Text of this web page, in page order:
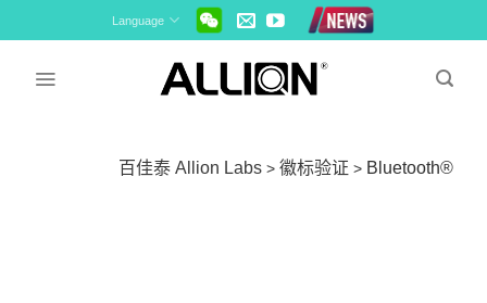
to
Language
百佳泰 Allion Labs> 徽标验证 > Bluetooth®